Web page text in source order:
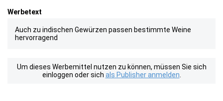
Werbetext
Auch zu indischen Gewürzen passen bestimmte Weine
hervorragend
Um dieses Werbemittel nutzen zu können, müssen Sie sich
einloggen oder sich als Publisher anmelden